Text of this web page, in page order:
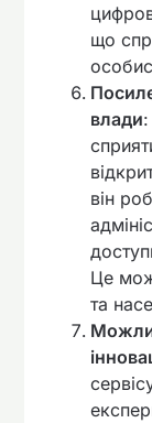
що
влади
він
Це
та